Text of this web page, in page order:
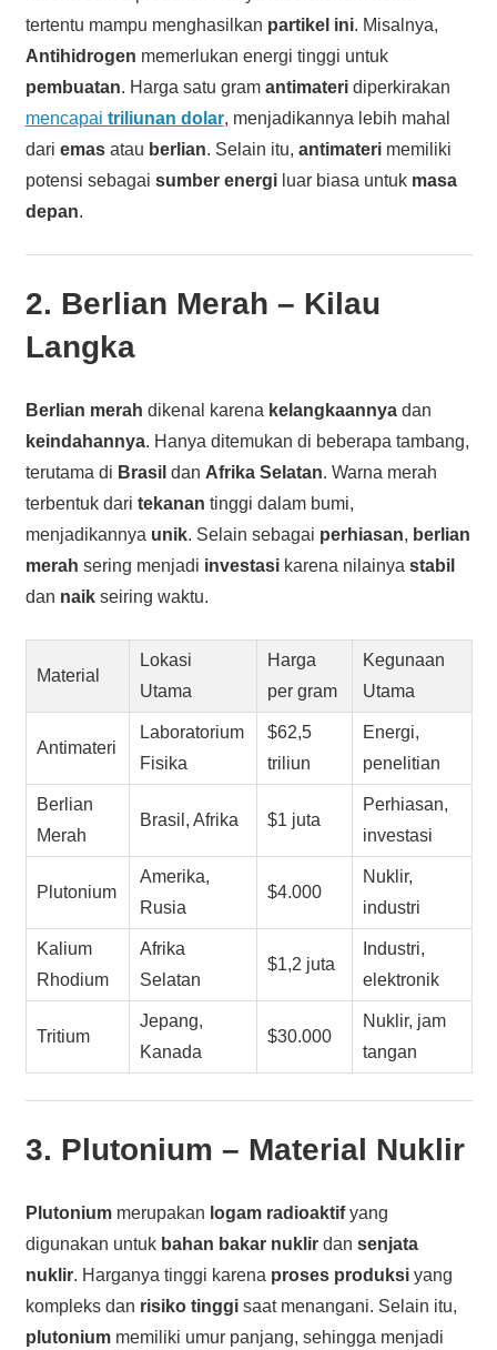
tertentu mampu menghasilkan partikel ini. Misalnya,
Antihidrogen memerlukan energi tinggi untuk
pembuatan. Harga satu gram antimateridiperkirakan
mencapai triliunan dolar, menjadikannya lebih mahal
dari emasatau berlian. Selain itu, antimaterimemiliki
potensi sebagai sumber energiluar biasa untuk masa
depan.
2. Berlian Merah – Kilau
Langka
Berlian merah dikenal karena kelangkaannyadan
keindahannya. Hanya ditemukan di beberapa tambang,
terutama di Brasil dan Afrika Selatan. Warna merah
terbentuk dari tekanan tinggi dalam bumi,
menjadikannya unik. Selain sebagai perhiasan, berlian
merah sering menjadi investasikarena nilainya stabil
dan naikseiring waktu.
Material
Lokasi
Utama
Harga
per gram
Kegunaan
Utama
Antimateri
Laboratorium
Fisika
$62,5
triliun
Energi,
penelitian
Berlian
Merah
Brasil, Afrika $1 juta
Perhiasan,
investasi
Plutonium
Amerika,
Rusia
$4.000
Nuklir,
industri
Kalium
Rhodium
Afrika
Selatan
$1,2 juta
Industri,
elektronik
Tritium
Jepang,
Kanada
$30.000
Nuklir, jam
tangan
3. Plutonium – Material Nuklir
Plutoniummerupakan logam radioaktifyang
digunakan untuk bahan bakar nuklirdan senjata
nuklir. Harganya tinggi karena proses produksiyang
kompleks dan risiko tinggisaat menangani. Selain itu,
plutoniummemiliki umur panjang, sehingga menjadi